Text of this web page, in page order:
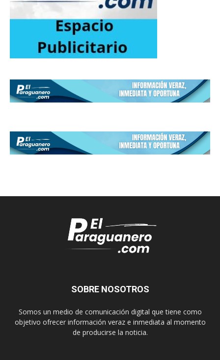
SOBRE NOSOTROS
Somos un medio de comunicación digital que tiene como
objetivo ofrecer información veraz e inmediata al momento
de producirse la noticia.